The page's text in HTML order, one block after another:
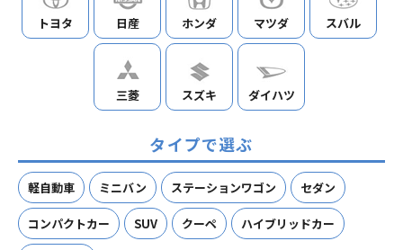
トヨタ 日産 ホンダ マツダ スバル
三菱 スズキ ダイハツ
タイプで選ぶ
軽自動車 ミニバン ステーションワゴン セダン
コンパクトカー SUV クーペ ハイブリッドカー